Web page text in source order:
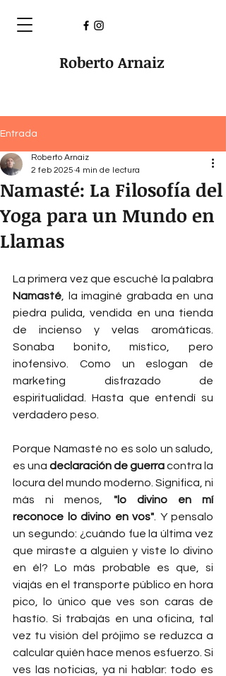
Roberto Arnaiz
Entrada
Namasté: La Filosofía del
Yoga para un Mundo en
Llamas
Roberto Arnaiz
2 feb 2025 4 min de lectura
Namasté , la imaginé grabada en una
piedra pulida, vendida en una tienda
de incienso y velas aromáticas.
Sonaba bonito, místico, pero
inofensivo. Como un eslogan de
marketing disfrazado de
espiritualidad. Hasta que entendí su
verdadero peso.
Porque Namasté no es solo un saludo,
es una declaración de guerra contra la
locura del mundo moderno. Significa, ni
más ni menos, "lo divino en mí
reconoce lo divino en vos" . Y pensalo
un segundo: ¿cuándo fue la última vez
que miraste a alguien y viste lo divino
en él? Lo más probable es que, si
viajás en el transporte público en hora
pico, lo único que ves son caras de
hastío. Si trabajás en una oficina, tal
vez tu visión del prójimo se reduzca a
calcular quién hace menos esfuerzo. Si
ves las noticias, ya ni hablar: todo es